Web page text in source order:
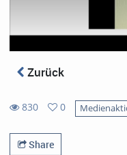
Zurück
830
views
0
favorites
Share